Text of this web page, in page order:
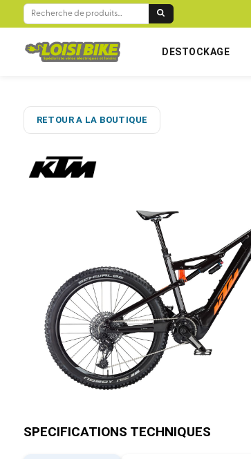
RECHERCHE
DESTOCKAGE
RETOUR A LA BOUTIQUE
SPECIFICATIONS TECHNIQUES